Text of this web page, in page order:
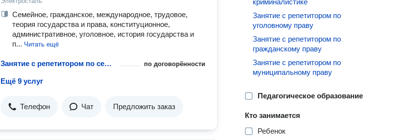
Семейное, гражданское, международное, трудовое,
теория государства и права, конституционное,
административное, уголовное, история государства и
п... Читать ещё
Занятие с репетитором по семейному праву по договорённости
Ещё 9 услуг
Телефон Чат Предложить заказ
криминалистике
Занятие с репетитором по
уголовному праву
Занятие с репетитором по
гражданскому праву
Занятие с репетитором по
муниципальному праву
Педагогическое образование
Кто занимается
Ребенок